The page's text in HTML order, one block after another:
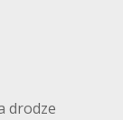
drodze